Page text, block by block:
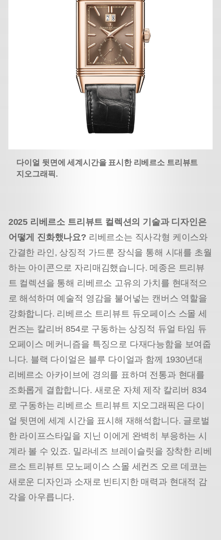
다이얼 뒷면에 세계시간을 표시한 리베르소 트리뷰트
지오그래픽.
2025 리베르소 트리뷰트 컬렉션의 기술과 디자인은
어떻게 진화했나요? 리베르소는 직사각형 케이스와
간결한 라인, 상징적 가드룬 장식을 통해 시대를 초월
하는 아이콘으로 자리매김했습니다. 메종은 트리뷰
트 컬렉션을 통해 리베르소 고유의 가치를 현대적으
로 해석하며 예술적 영감을 불어넣는 캔버스 역할을
강화합니다. 리베르소 트리뷰트 듀오페이스 스몰 세
컨즈는 칼리버 854로 구동하는 상징적 듀얼 타임 듀
오페이스 메커니즘을 특징으로 다재다능함을 보여줍
니다. 블랙 다이얼은 블루 다이얼과 함께 1930년대
리베르소 아카이브에 경의를 표하며 전통과 현대를
조화롭게 결합합니다. 새로운 자체 제작 칼리버 834
로 구동하는 리베르소 트리뷰트 지오그래픽은 다이
얼 뒷면에 세계 시간을 표시해 재해석합니다. 글로벌
한 라이프스타일을 지닌 이에게 완벽히 부응하는 시
계라 볼 수 있죠. 밀라네즈 브레이슬릿을 장착한 리베
르소 트리뷰트 모노페이스 스몰 세컨즈 오르 데코는
새로운 디자인과 소재로 빈티지한 매력과 현대적 감
각을 아우릅니다.